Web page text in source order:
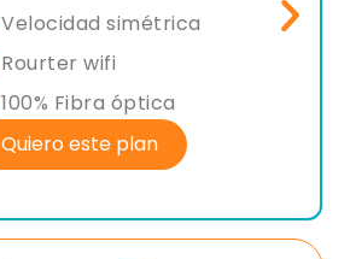
Velocidad simétrica
Rourter wifi
100% Fibra óptica
Quiero este plan